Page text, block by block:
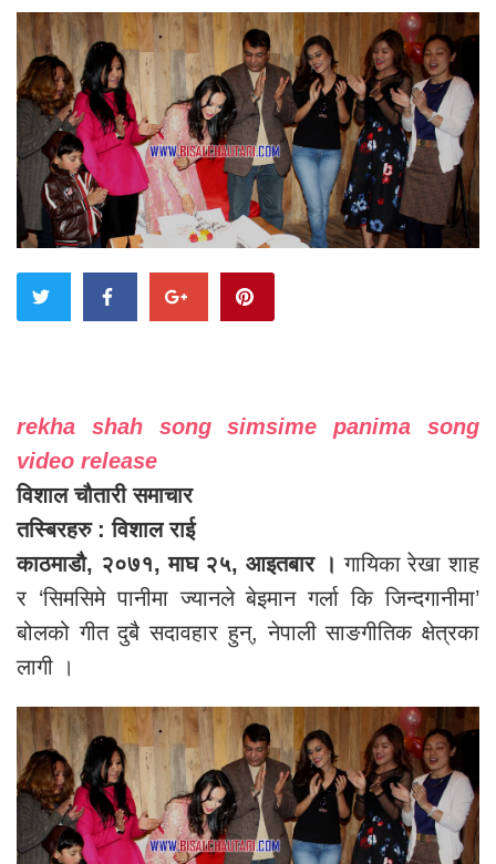
rekha shah song simsime panima song
video release
विशाल चौतारी समाचार
तस्बिरहरु : विशाल राई
काठमाडौ, २०७१, माघ २५, आइतबार । गायिका रेखा शाह
र ‘सिमसिमे पानीमा ज्यानले बेइमान गर्ला कि जिन्दगानीमा’
बोलको गीत दुबै सदावहार हुन्, नेपाली साङगीतिक क्षेत्रका
लागी ।